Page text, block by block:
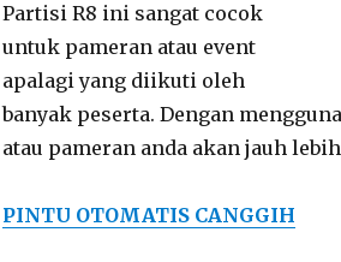
Partisi R8 ini sangat cocok
untuk pameran atau event
apalagi yang diikuti oleh
banyak peserta. Dengan
atau pameran anda akan jauh
PINTU OTOMATIS CANGGIH